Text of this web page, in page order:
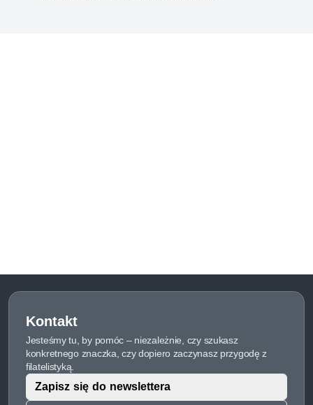
Kontakt
Jesteśmy tu, by pomóc – niezależnie, czy szukasz
konkretnego znaczka, czy dopiero zaczynasz przygodę z
filatelistyką.
Zapisz się do newslettera